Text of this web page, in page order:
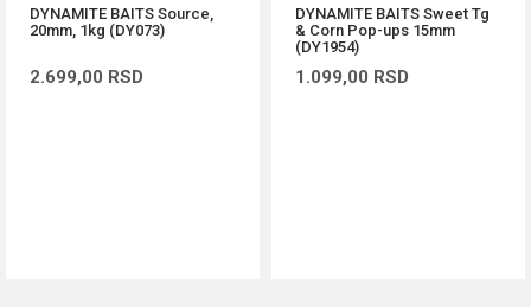
DYNAMITE BAITS Source,
20mm, 1kg (DY073)
2.699,00 RSD
DYNAMITE BAITS Sweet Tg
& Corn Pop-ups 15mm
(DY1954)
1.099,00 RSD